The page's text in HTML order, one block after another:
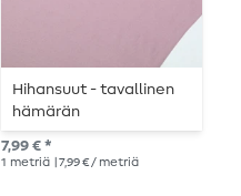
Hihansuut - tavallinen
hämärän
vaaleanpunainen
7,99 € *
1 metriä | 7,99 € / metriä